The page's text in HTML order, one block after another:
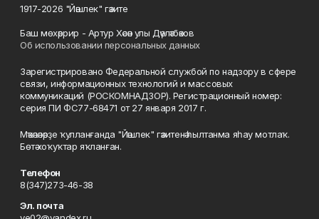
1917-2026 "Йәшлек" гәзите
Баш мөхәррир - Артур Хәсән улы Дәүләтбәков
Об использовании персональных данных
Зарегистрировано Федеральной службой по надзору в сфере
связи, информационных технологий и массовых
коммуникаций (РОСКОМНАДЗОР). Регистрационный номер:
серия ПИ ФС77-68471 от 27 января 2017 г.
Мәҡәләләрҙе ҡулланғанда "Йәшлек" гәзитенә һылтанма яһау мотлаҡ.
Бөтә хоҡуҡтар яҡланған.
Телефон
8(347)273-46-38
Эл. почта